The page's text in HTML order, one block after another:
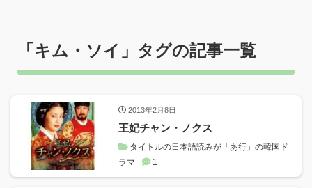
「キム・ソイ 」タグの記事一覧
2013年2月8日
王妃チャン・ノクス
タイトルの日本語読みが「あ行」の韓国ド
ラマ
1